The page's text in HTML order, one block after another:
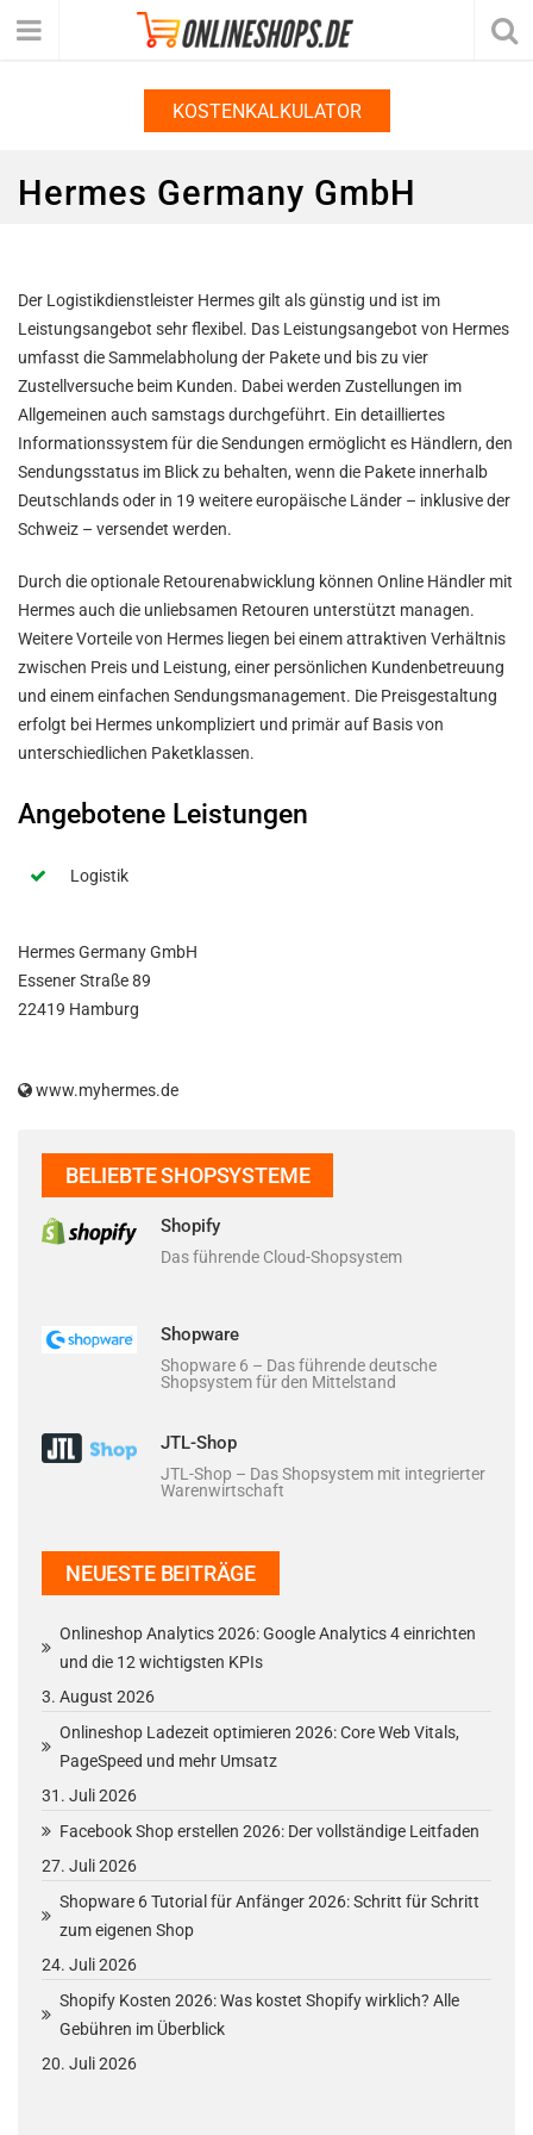
KOSTENKALKULATOR
Hermes Germany GmbH
Der Logistikdienstleister Hermes gilt als günstig und ist im
Leistungsangebot sehr flexibel. Das Leistungsangebot von Hermes
umfasst die Sammelabholung der Pakete und bis zu vier
Zustellversuche beim Kunden. Dabei werden Zustellungen im
Allgemeinen auch samstags durchgeführt. Ein detailliertes
Informationssystem für die Sendungen ermöglicht es Händlern, den
Sendungsstatus im Blick zu behalten, wenn die Pakete innerhalb
Deutschlands oder in 19 weitere europäische Länder – inklusive der
Schweiz – versendet werden.
Durch die optionale Retourenabwicklung können Online Händler mit
Hermes auch die unliebsamen Retouren unterstützt managen.
Weitere Vorteile von Hermes liegen bei einem attraktiven Verhältnis
zwischen Preis und Leistung, einer persönlichen Kundenbetreuung
und einem einfachen Sendungsmanagement. Die Preisgestaltung
erfolgt bei Hermes unkompliziert und primär auf Basis von
unterschiedlichen Paketklassen.
Angebotene Leistungen
Logistik
Hermes Germany GmbH
Essener Straße 89
22419 Hamburg
www.myhermes.de
BELIEBTE SHOPSYSTEME
Shopify
Das führende Cloud-Shopsystem
Shopware
Shopware 6 – Das führende deutsche
Shopsystem für den Mittelstand
JTL-Shop
JTL-Shop – Das Shopsystem mit integrierter
Warenwirtschaft
NEUESTE BEITRÄGE
Onlineshop Analytics 2026: Google Analytics 4 einrichten
und die 12 wichtigsten KPIs
3. August 2026
Onlineshop Ladezeit optimieren 2026: Core Web Vitals,
PageSpeed und mehr Umsatz
31. Juli 2026
Facebook Shop erstellen 2026: Der vollständige Leitfaden
27. Juli 2026
Shopware 6 Tutorial für Anfänger 2026: Schritt für Schritt
zum eigenen Shop
24. Juli 2026
Shopify Kosten 2026: Was kostet Shopify wirklich? Alle
Gebühren im Überblick
20. Juli 2026